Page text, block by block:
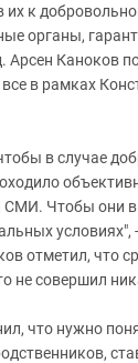
их к
органы,
Арсен Каноков
в рамках
в случае
СМИ. Чтобы они
условиях",
отметил, что
не совершил
что нужно